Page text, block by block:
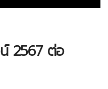
2567 ต่อ